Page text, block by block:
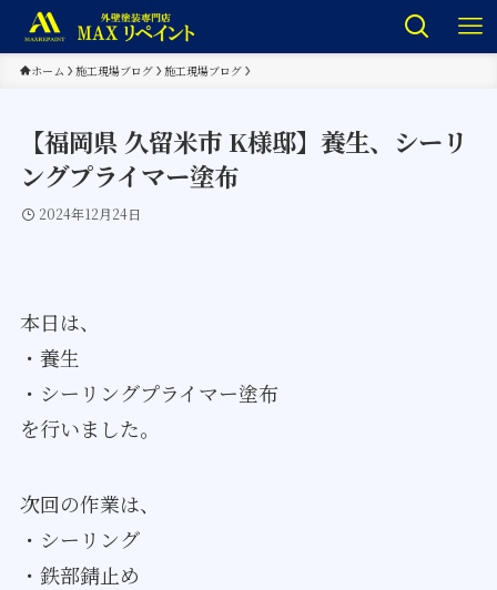
ホーム 施工現場ブログ 施工現場ブログ
【福岡県 久留米市 K様邸】養生、シーリ
ングプライマー塗布
2024年12月24日
本日は、
・養生
・シーリングプライマー塗布
を行いました。
次回の作業は、
・シーリング
・鉄部錆止め